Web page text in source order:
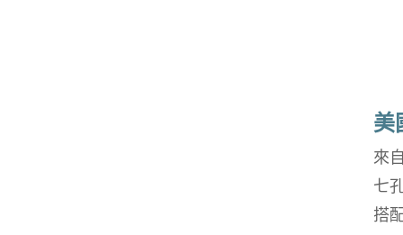
美
來
七
搭